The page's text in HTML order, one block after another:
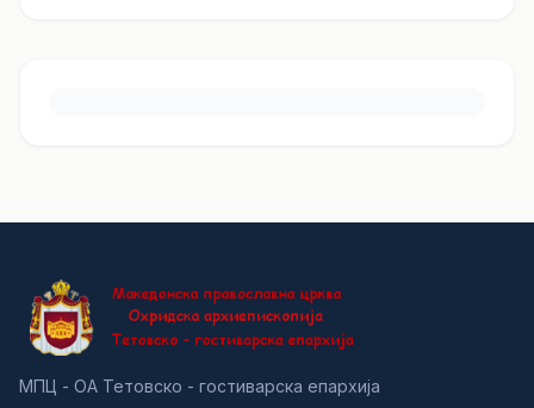
МПЦ - ОА Тетовско - гостиварска епархија